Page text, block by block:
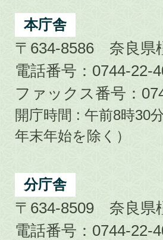
City
本庁舎
〒634-8586 奈良県
電話番号：0744-22-
ファックス番号：
開庁時間 : 午前8時30
年末年始を除く）
分庁舎
〒634-8509 奈良県
電話番号：0744-22-